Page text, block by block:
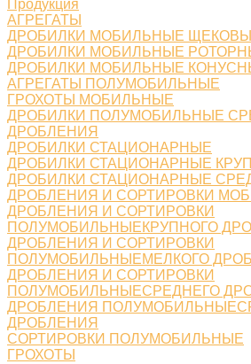
Продукция
АГРЕГАТЫ
ДРОБИЛКИ МОБИЛЬНЫЕ
ДРОБИЛКИ МОБИЛЬНЫЕ
ДРОБИЛКИ МОБИЛЬНЫЕ
АГРЕГАТЫ ПОЛУМОБИЛЬНЫЕ
ГРОХОТЫ МОБИЛЬНЫЕ
ДРОБИЛКИ ПОЛУМОБИЛЬНЫЕ
ДРОБЛЕНИЯ
ДРОБИЛКИ СТАЦИОНАРНЫЕ
ДРОБИЛКИ СТАЦИОНАРНЫЕ
ДРОБИЛКИ СТАЦИОНАРНЫЕ
ДРОБЛЕНИЯ И СОРТИРОВКИ
ДРОБЛЕНИЯ И СОРТИРОВКИ
ПОЛУМОБИЛЬНЫЕКРУПНОГО
ДРОБЛЕНИЯ И СОРТИРОВКИ
ПОЛУМОБИЛЬНЫЕМЕЛКОГО
ДРОБЛЕНИЯ И СОРТИРОВКИ
ПОЛУМОБИЛЬНЫЕСРЕДНЕГО
ДРОБЛЕНИЯ
ДРОБЛЕНИЯ
СОРТИРОВКИ ПОЛУМОБИЛЬНЫЕ
ГРОХОТЫ